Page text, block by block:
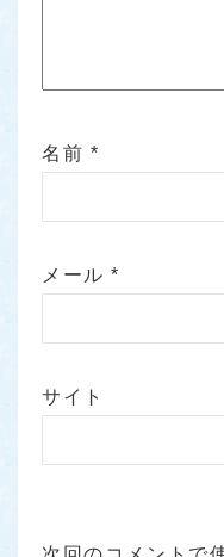
名前 *
メール*
サイト